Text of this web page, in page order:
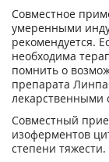
Совместное
умеренными
рекомендуется.
необходима
помнить о
препарата
лекарственными
Совместный
изоферментов
степени тяжести.